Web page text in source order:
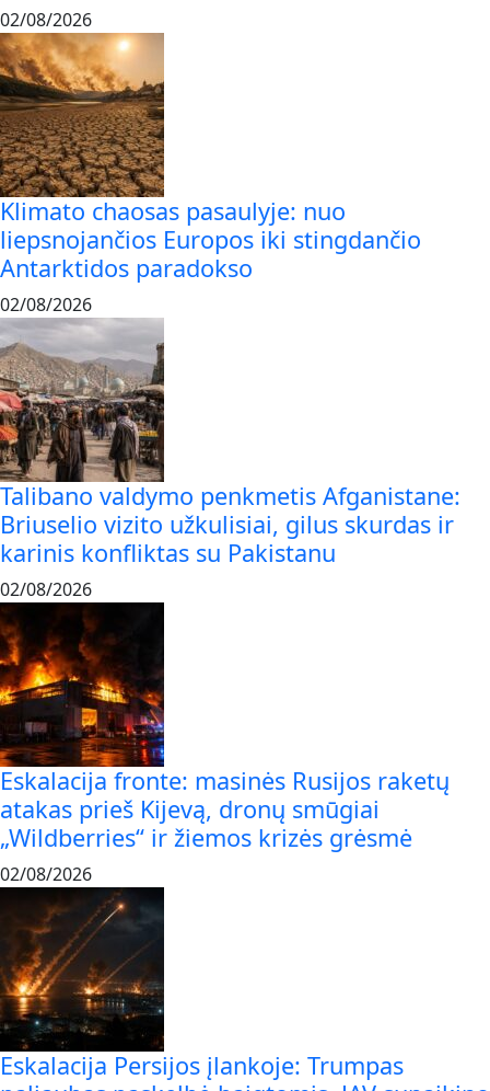
02/08/2026
Klimato chaosas pasaulyje: nuo
liepsnojančios Europos iki stingdančio
Antarktidos paradokso
02/08/2026
Talibano valdymo penkmetis Afganistane:
Briuselio vizito užkulisiai, gilus skurdas ir
karinis konfliktas su Pakistanu
02/08/2026
Eskalacija fronte: masinės Rusijos raketų
atakas prieš Kijevą, dronų smūgiai
„Wildberries“ ir žiemos krizės grėsmė
02/08/2026
Eskalacija Persijos įlankoje: Trumpas